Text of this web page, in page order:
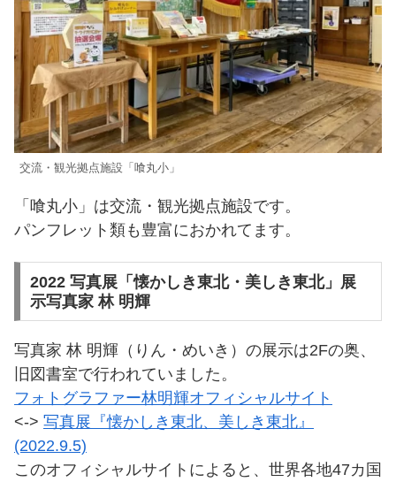
交流・観光拠点施設「喰丸小」
「喰丸小」は交流・観光拠点施設です。
パンフレット類も豊富におかれてます。
2022 写真展「懐かしき東北・美しき東北」展
示写真家 林 明輝
写真家 林 明輝（りん・めいき）の展示は2Fの奥、
旧図書室で行われていました。
フォトグラファー林明輝オフィシャルサイト
<-> 写真展『懐かしき東北、美しき東北』
(2022.9.5)
このオフィシャルサイトによると、世界各地47カ国